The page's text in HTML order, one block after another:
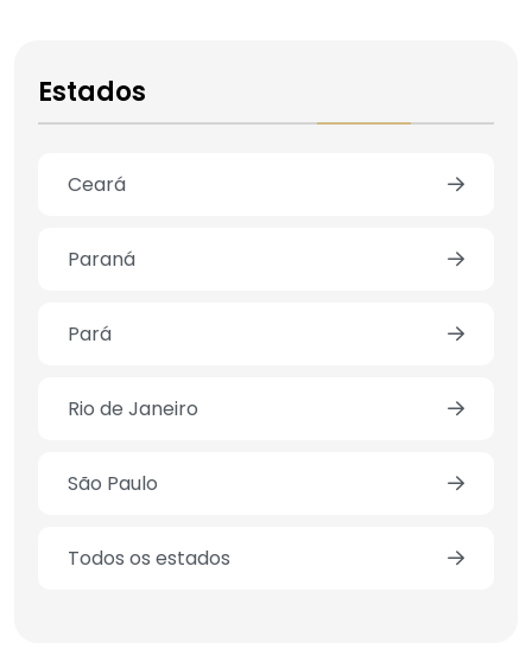
Estados
Ceará
Paraná
Pará
Rio de Janeiro
São Paulo
Todos os estados